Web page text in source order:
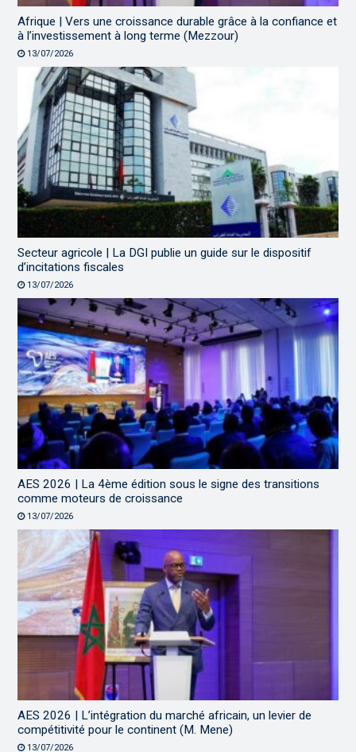
Afrique | Vers une croissance durable grâce à la confiance et
à l’investissement à long terme (Mezzour)
13/07/2026
Secteur agricole | La DGI publie un guide sur le dispositif
d’incitations fiscales
13/07/2026
AES 2026 | La 4ème édition sous le signe des transitions
comme moteurs de croissance
13/07/2026
AES 2026 | L’intégration du marché africain, un levier de
compétitivité pour le continent (M. Mene)
13/07/2026